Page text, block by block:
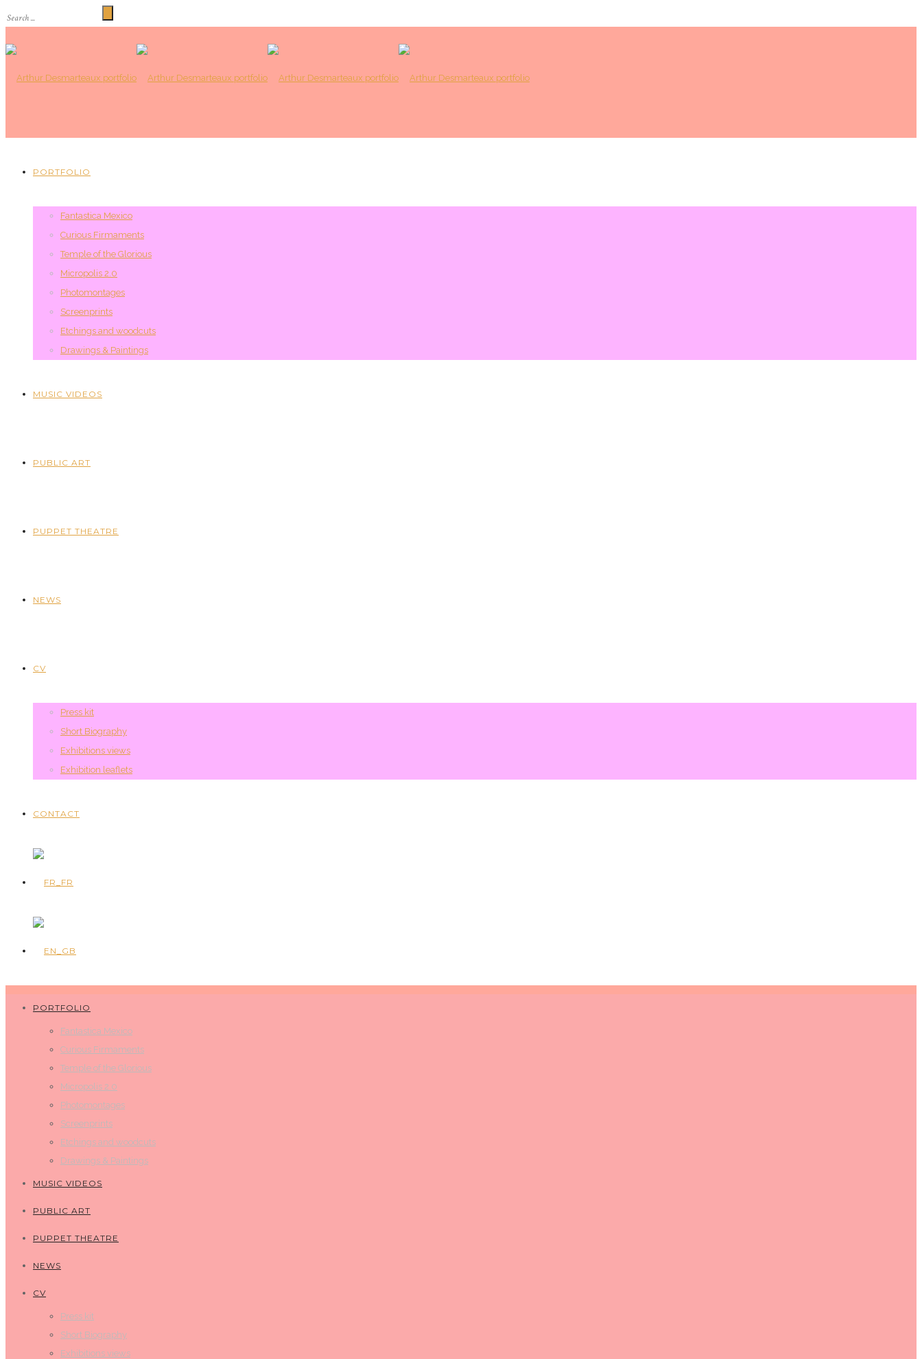
PORTFOLIO
Fantastica Mexico
Curious Firmaments
Temple of the Glorious
Micropolis 2.0
Photomontages
Screenprints
Etchings and woodcuts
Drawings & Paintings
MUSIC VIDEOS
PUBLIC ART
PUPPET THEATRE
NEWS
CV
Press kit
Short Biography
Exhibitions views
Exhibition leaflets
CONTACT
PORTFOLIO
Fantastica Mexico
Curious Firmaments
Temple of the Glorious
Micropolis 2.0
Photomontages
Screenprints
Etchings and woodcuts
Drawings & Paintings
MUSIC VIDEOS
PUBLIC ART
PUPPET THEATRE
NEWS
CV
Press kit
Short Biography
Exhibitions views